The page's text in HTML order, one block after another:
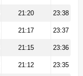
21:20 23:38
21:17 23:37
21:15 23:36
21:12 23:35